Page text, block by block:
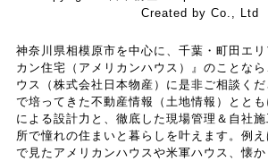
Created by Co., Ltd
神奈川県相模原市を中心に、千葉・町田エ
カン住宅（アメリカンハウス）』のことな
ウス（株式会社日本物産）に是非ご相談く
で培ってきた不動産情報（土地情報）とと
による設計力と、徹底した現場管理＆自社
所で憧れの住まいと暮らしを叶えます。例
で見たアメリカンハウスや米軍ハウス、懐